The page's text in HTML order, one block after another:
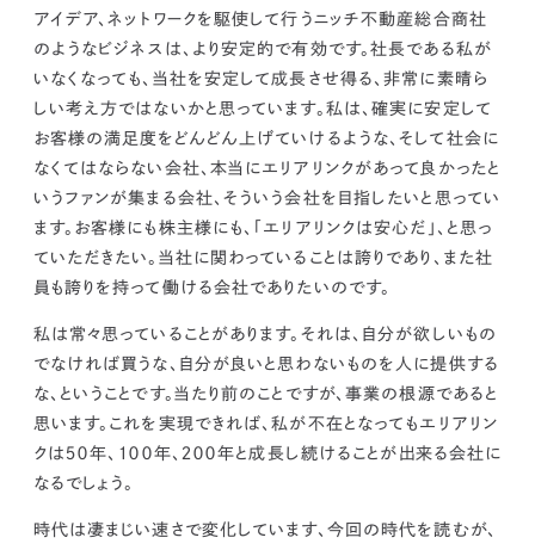
アイデア、ネットワークを駆使して行うニッチ不動産総合商社
のようなビジネスは、より安定的で有効です。社長である私が
いなくなっても、当社を安定して成長させ得る、非常に素晴ら
しい考え方ではないかと思っています。 私は、確実に安定して
お客様の満足度をどんどん上げていけるような、そして社会に
なくてはならない会社、本当にエリアリンクがあって良かったと
いうファンが集まる会社、そういう会社を目指したいと思ってい
ます。 お客様にも株主様にも、「エリアリンクは安心だ」、と思っ
ていただきたい。当社に関わっていることは誇りであり、また社
員も誇りを持って働ける会社でありたいのです。
私は常々思っていることがあります。それは、 自分が欲しいもの
でなければ買うな、自分が良いと思わないものを人に提供する
な、ということです。当たり前のことですが、事業の根源であると
思います。 これを実現できれば、私が不在となってもエリアリン
クは５０年、１００年、２００年と成長し続けることが出来る会社に
なるでしょう。
時代は凄まじい速さで変化しています、今回の時代を読むが、